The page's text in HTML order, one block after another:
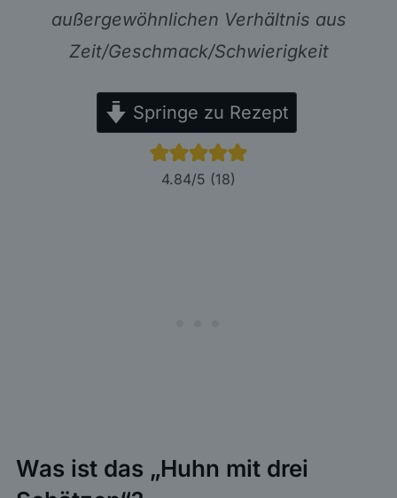
außergewöhnlichen Verhältnis aus
Zeit/Geschmack/Schwierigkeit
Springe zu Rezept
4.84/5 (18)
Was ist das „Huhn mit drei